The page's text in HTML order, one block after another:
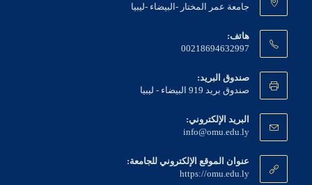
جامعة عمر المختار -البيضاء -ليبيا
هاتف:
00218694632997
صندوق البريد:
صندوق بريد 919 البيضاء - ليبيا
البريد الإلكتروني:
info@omu.edu.ly
عنوان الموقع الإلكتروني للجامعة:
https://omu.edu.ly